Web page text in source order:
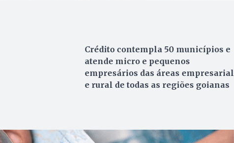
Crédito contempla 50 municípios e
atende micro e pequenos
empresários das áreas empresarial
e rural de todas as regiões goianas